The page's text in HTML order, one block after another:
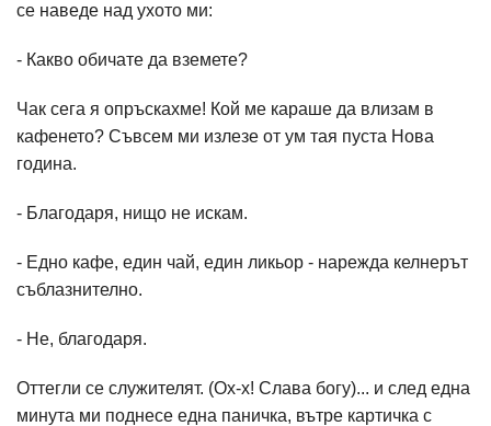
се наведе над ухото ми:
- Какво обичате да вземете?
Чак сега я опръскахме! Кой ме караше да влизам в
кафенето? Съвсем ми излезе от ум тая пуста Нова
година.
- Благодаря, нищо не искам.
- Едно кафе, един чай, един ликьор - нарежда келнерът
съблазнително.
- Не, благодаря.
Оттегли се служителят. (Ох-х! Слава богу)... и след една
минута ми поднесе една паничка, вътре картичка с